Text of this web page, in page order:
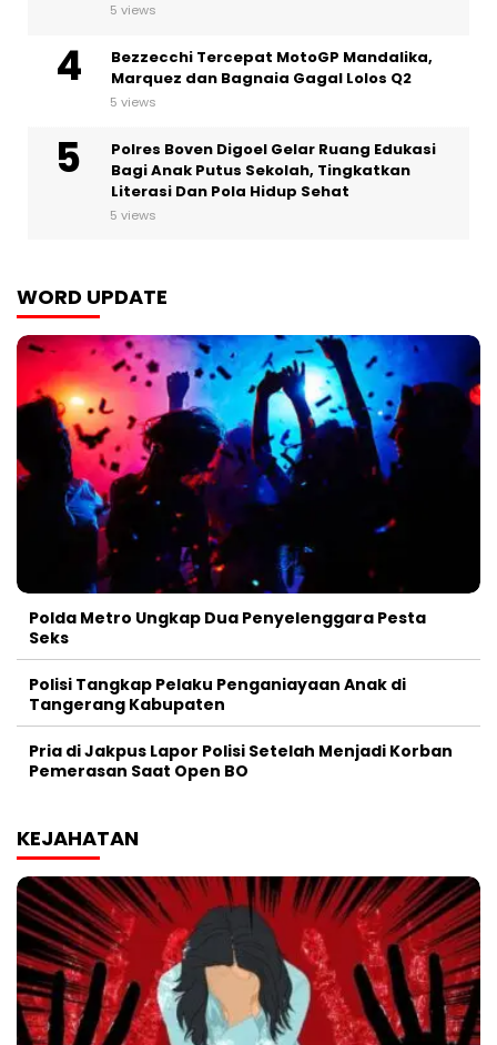
5 views
Bezzecchi Tercepat MotoGP Mandalika,
Marquez dan Bagnaia Gagal Lolos Q2
5 views
Polres Boven Digoel Gelar Ruang Edukasi
Bagi Anak Putus Sekolah, Tingkatkan
Literasi Dan Pola Hidup Sehat
5 views
WORD UPDATE
Polda Metro Ungkap Dua Penyelenggara Pesta
Seks
Polisi Tangkap Pelaku Penganiayaan Anak di
Tangerang Kabupaten
Pria di Jakpus Lapor Polisi Setelah Menjadi Korban
Pemerasan Saat Open BO
KEJAHATAN